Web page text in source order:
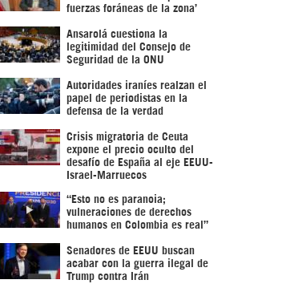
fuerzas foráneas de la zona’
Ansarolá cuestiona la
legitimidad del Consejo de
Seguridad de la ONU
Autoridades iraníes realzan el
papel de periodistas en la
defensa de la verdad
Crisis migratoria de Ceuta
expone el precio oculto del
desafío de España al eje EEUU-
Israel-Marruecos
“Esto no es paranoia;
vulneraciones de derechos
humanos en Colombia es real”
Senadores de EEUU buscan
acabar con la guerra ilegal de
Trump contra Irán